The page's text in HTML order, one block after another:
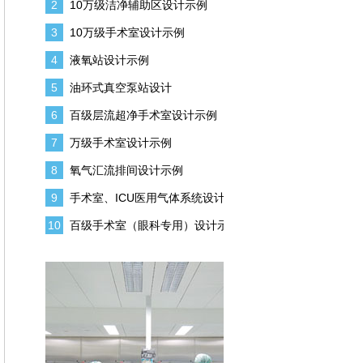
2 10万级洁净辅助区设计示例
3 10万级手术室设计示例
4 液氧站设计示例
5 油环式真空泵站设计
6 百级层流超净手术室设计示例
7 万级手术室设计示例
8 氧气汇流排间设计示例
9 手术室、ICU医用气体系统设计实
10 百级手术室（眼科专用）设计示